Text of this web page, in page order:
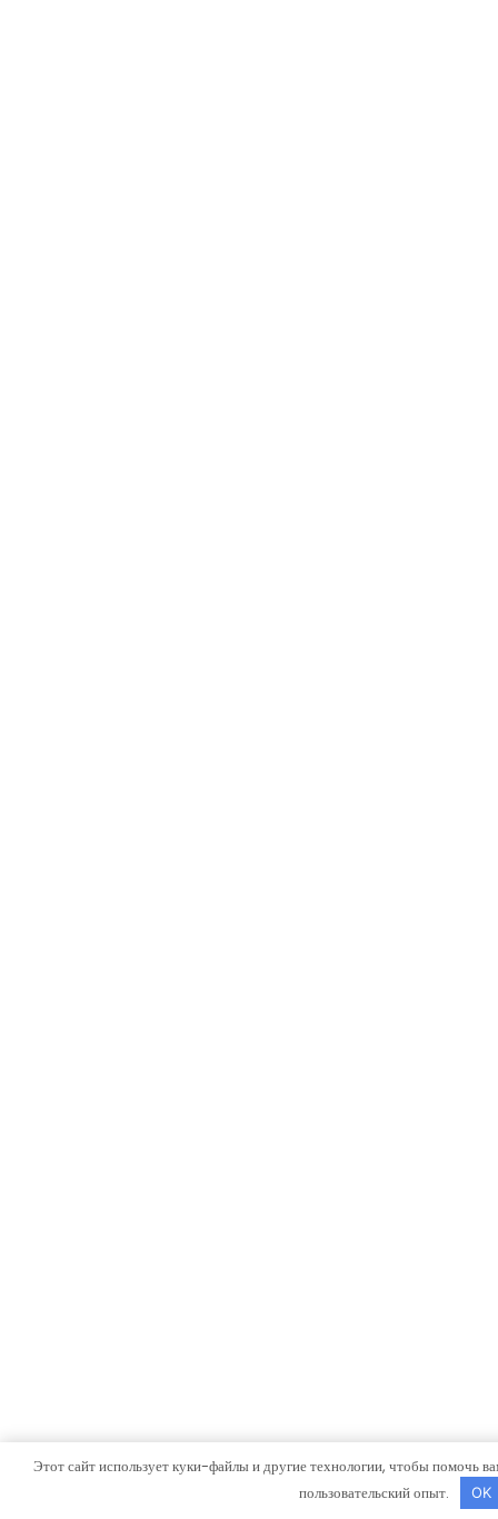
Этот сайт использует куки-файлы и другие технологии, чтобы помочь
пользовательский опыт.
OK